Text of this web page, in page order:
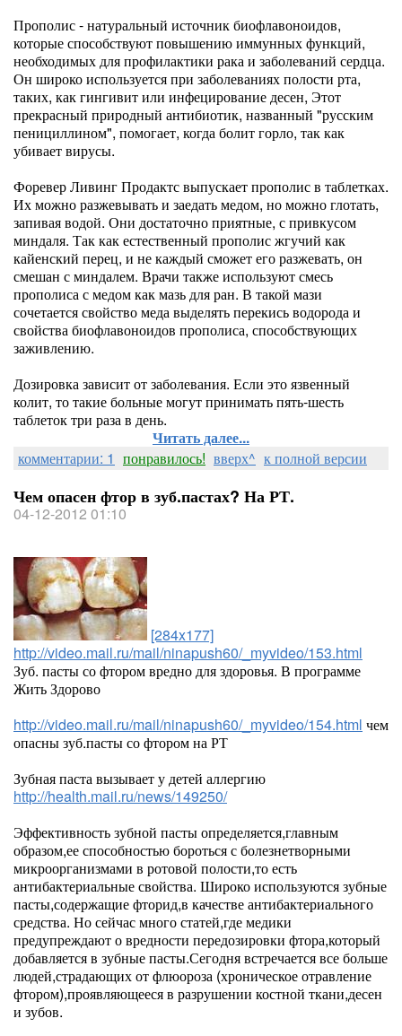
Прополис - натуральный источник биофлавоноидов,
которые способствуют повышению иммунных функций,
необходимых для профилактики рака и заболеваний сердца.
Он широко используется при заболеваниях полости рта,
таких, как гингивит или инфецирование десен, Этот
прекрасный природный антибиотик, названный "русским
пенициллином", помогает, когда болит горло, так как
убивает вирусы.
Форевер Ливинг Продактс выпускает прополис в таблетках.
Их можно разжевывать и заедать медом, но можно глотать,
запивая водой. Они достаточно приятные, с привкусом
миндаля. Так как естественный прополис жгучий как
кайенский перец, и не каждый сможет его разжевать, он
смешан с миндалем. Врачи также используют смесь
прополиса с медом как мазь для ран. В такой мази
сочетается свойство меда выделять перекись водорода и
свойства биофлавоноидов прополиса, способствующих
заживлению.
Дозировка зависит от заболевания. Если это язвенный
колит, то такие больные могут принимать пять-шесть
таблеток три раза в день.
Читать далее...
комментарии: 1 понравилось! вверх^ к полной версии
Чем опасен фтор в зуб.пастах? На РТ.
04-12-2012 01:10
[284x177]
http://video.mail.ru/mail/ninapush60/_myvideo/153.html
Зуб. пасты со фтором вредно для здоровья. В программе
Жить Здорово
http://video.mail.ru/mail/ninapush60/_myvideo/154.html чем
опасны зуб.пасты со фтором на РТ
Зубная паста вызывает у детей аллергию
http://health.mail.ru/news/149250/
Эффективность зубной пасты определяется,главным
образом,ее способностью бороться с болезнетворными
микроорганизмами в ротовой полости,то есть
антибактериальные свойства. Широко используются зубные
пасты,содержащие фторид,в качестве антибактериального
средства. Но сейчас много статей,где медики
предупреждают о вредности передозировки фтора,который
добавляется в зубные пасты.Сегодня встречается все больше
людей,страдающих от флюороза (хроническое отравление
фтором),проявляющееся в разрушении костной ткани,десен
и зубов.